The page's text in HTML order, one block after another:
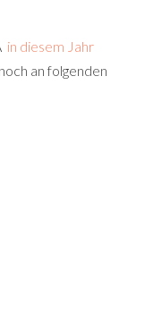
in diesem Jahr
an folgenden